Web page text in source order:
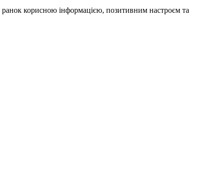
ранок корисною інформацією, позитивним настроєм та